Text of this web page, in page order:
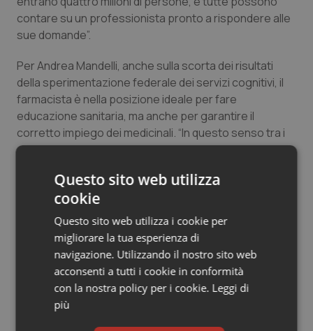
Salute orale & impianti
Tiroide
Tumore al seno
Tumori del Polmone & Testa Collo
Tumori gastrointestinali
Ulcera & Reflusso
Vaccini
contare su un professionista pronto a rispondere alle
sue domande”.
Per Andrea Mandelli, anche sulla scorta dei risultati
della sperimentazione federale dei servizi cognitivi, il
farmacista è nella posizione ideale per fare
educazione sanitaria, ma anche per garantire il
corretto impiego dei medicinali. “In questo senso tra i
servizi cognitivi offerti dalla Farmacia dei servizi – un
tempo e che oggi viene a concretizzarsi – il supporto
all’aderenza alla terapia ha un posto centrale, perché
è dimostrato che produce più salute, più sicurezza e
anche un migliore impiego delle risorse destinate alla
16 Settembre 2019
© Riproduzione riservata
Questo sito web utilizza
cookie
Questo sito web utilizza i cookie per
migliorare la tua esperienza di
navigazione. Utilizzando il nostro sito web
acconsenti a tutti i cookie in conformità
con la nostra policy per i cookie. Leggi di
più